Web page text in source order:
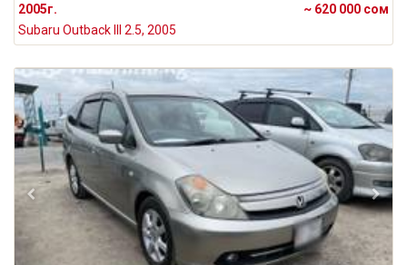
2005г.
~ 620 000 сом
Subaru Outback III 2.5, 2005